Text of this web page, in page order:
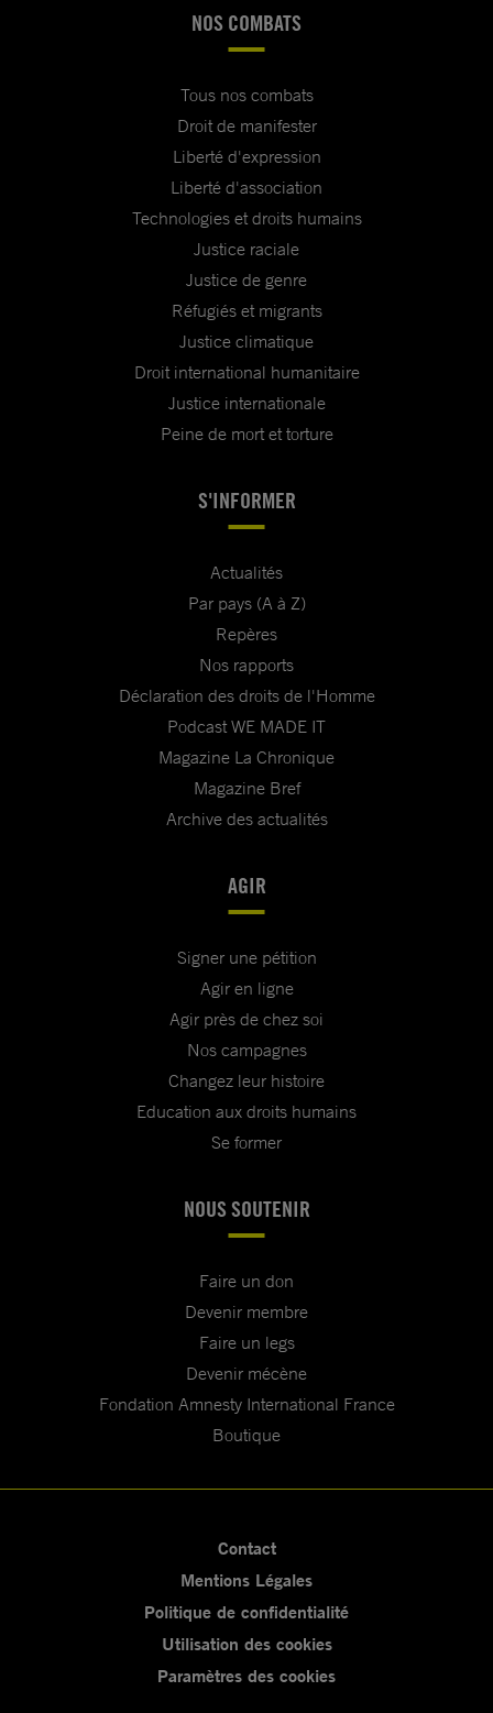
NOS COMBATS
Tous nos combats
Droit de manifester
Liberté d'expression
Liberté d'association
Technologies et droits humains
Justice raciale
Justice de genre
Réfugiés et migrants
Justice climatique
Droit international humanitaire
Justice internationale
Peine de mort et torture
S'INFORMER
Actualités
Par pays (A à Z)
Repères
Nos rapports
Déclaration des droits de l'Homme
Podcast WE MADE IT
Magazine La Chronique
Magazine Bref
Archive des actualités
AGIR
Signer une pétition
Agir en ligne
Agir près de chez soi
Nos campagnes
Changez leur histoire
Education aux droits humains
Se former
NOUS SOUTENIR
Faire un don
Devenir membre
Faire un legs
Devenir mécène
Fondation Amnesty International France
Boutique
Contact
Mentions Légales
Politique de confidentialité
Utilisation des cookies
Paramètres des cookies